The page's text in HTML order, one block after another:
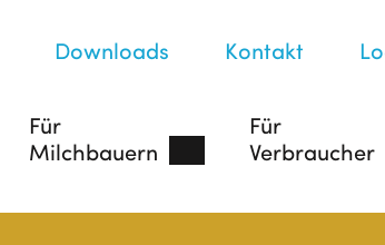
Downloads Kontakt
Für
Milchbauern
Für
Verbraucher